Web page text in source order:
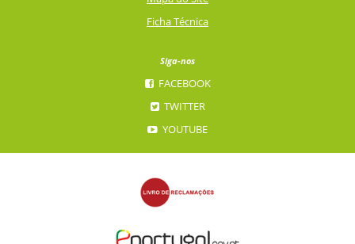
Ficha Técnica
Siga-nos
FACEBOOK
TWITTER
YOUTUBE